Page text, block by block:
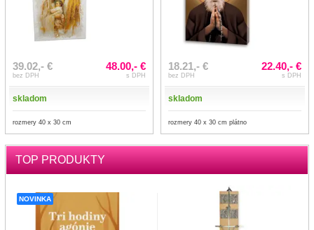
39.02,- €
bez DPH
48.00,- €
s DPH
skladom
rozmery 40 x 30 cm
18.21,- €
bez DPH
22.40,- €
s DPH
skladom
rozmery 40 x 30 cm plátno
TOP PRODUKTY
NOVINKA